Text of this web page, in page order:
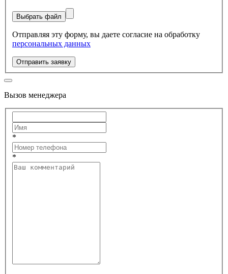
Выбрать файл
Отправляя эту форму, вы даете согласие на обработку
персональных данных
Отправить заявку
Вызов менеджера
*
*